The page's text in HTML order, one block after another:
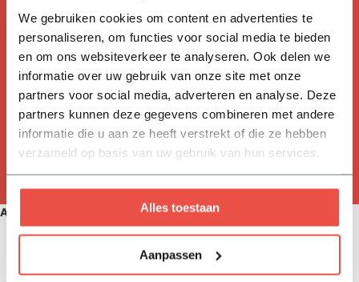
We gebruiken cookies om content en advertenties te
personaliseren, om functies voor social media te bieden
en om ons websiteverkeer te analyseren. Ook delen we
informatie over uw gebruik van onze site met onze
partners voor social media, adverteren en analyse. Deze
partners kunnen deze gegevens combineren met andere
informatie die u aan ze heeft verstrekt of die ze hebben
verzameld op basis van uw gebruik van hun services.
Alles toestaan
Aanpassen
Aanplantpakket per boom: 2
boompalen 200 cm | 1 zak
aanplantgrond | 2 meter
boombevestigingsband | 2
krammen
23,70
Aanbevolen producten